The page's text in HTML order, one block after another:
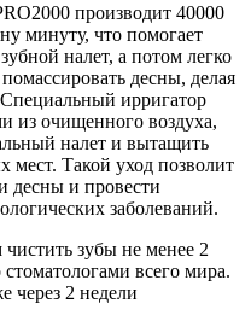
производит 40000
минуту, что помогает
налет, а потом легко
десны, делая
ирригатор
из очищенного воздуха,
налет и вытащить
мест. Такой уход позволит
десны и провести
заболеваний.
зубы не менее 2
всего мира.
через 2 недели